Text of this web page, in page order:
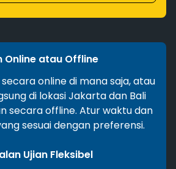
Online atau Offline
secara online di mana saja, atau
di lokasi Jakarta dan Bali
secara offline. Atur waktu dan
sesuai dengan preferensi.
Ujian Fleksibel